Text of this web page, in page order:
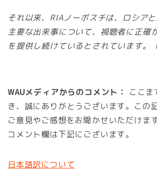
それ以来、RIAノーボスチは、ロシア
主要な出来事について、視聴者に正確
を提供し続けているとされています。
WAUメディアからのコメント：
ここ
き、誠にありがとうございます。この
ご意見やご感想をお聞かせいただけま
コメント欄は下記にございます。
日本語訳について